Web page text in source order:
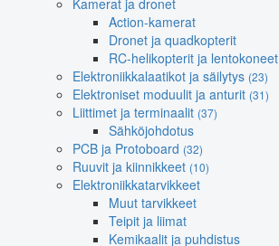
Kamerat ja dronet
Action-kamerat
Dronet ja quadkopterit
RC-helikopterit ja lentokoneet
Elektroniikkalaatikot ja säilytys (23)
Elektroniset moduulit ja anturit (31)
Liittimet ja terminaalit (37)
Sähköjohdotus
PCB ja Protoboard (32)
Ruuvit ja kiinnikkeet (10)
Elektroniikkatarvikkeet
Muut tarvikkeet
Teipit ja liimat
Kemikaalit ja puhdistus